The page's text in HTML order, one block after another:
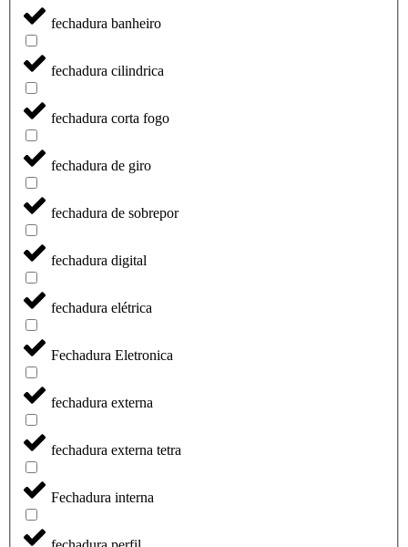
fechadura banheiro
fechadura cilindrica
fechadura corta fogo
fechadura de giro
fechadura de sobrepor
fechadura digital
fechadura elétrica
Fechadura Eletronica
fechadura externa
fechadura externa tetra
Fechadura interna